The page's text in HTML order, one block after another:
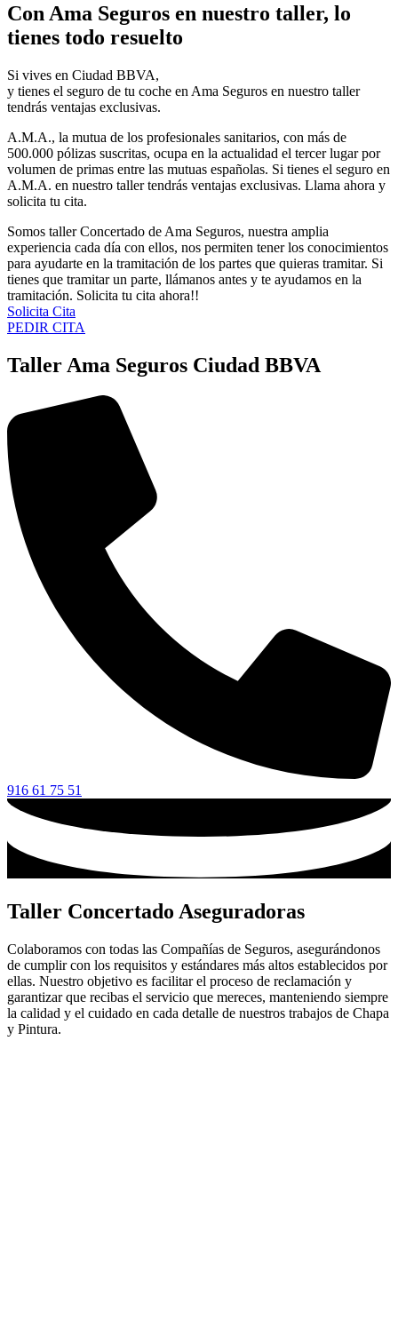
Con Ama Seguros en nuestro taller, lo
tienes todo resuelto
Si vives en Ciudad BBVA,
y tienes el seguro de tu coche en Ama Seguros en nuestro taller
tendrás ventajas exclusivas.
A.M.A., la mutua de los profesionales sanitarios, con más de
500.000 pólizas suscritas, ocupa en la actualidad el tercer lugar por
volumen de primas entre las mutuas españolas. Si tienes el seguro en
A.M.A. en nuestro taller tendrás ventajas exclusivas. Llama ahora y
solicita tu cita.
Somos taller Concertado de Ama Seguros, nuestra amplia
experiencia cada día con ellos, nos permiten tener los conocimientos
para ayudarte en la tramitación de los partes que quieras tramitar. Si
tienes que tramitar un parte, llámanos antes y te ayudamos en la
tramitación. Solicita tu cita ahora!!
Solicita Cita
PEDIR CITA
Taller Ama Seguros Ciudad BBVA
916 61 75 51
Taller Concertado Aseguradoras
Colaboramos con todas las Compañías de Seguros, asegurándonos
de cumplir con los requisitos y estándares más altos establecidos por
ellas. Nuestro objetivo es facilitar el proceso de reclamación y
garantizar que recibas el servicio que mereces, manteniendo siempre
la calidad y el cuidado en cada detalle de nuestros trabajos de Chapa
y Pintura.